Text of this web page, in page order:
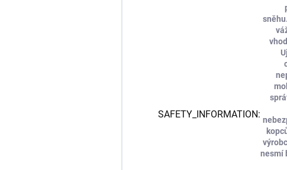
SAFETY_INFORMATION:
nesmí